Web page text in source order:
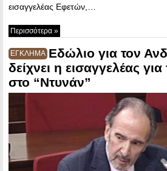
εισαγγελέας Εφετών,…
Περισσότερα »
ΕΓΚΛΗΜΑ Εδώλιο για τον
δείχνει η εισαγγελέας
στο “Ντυνάν”